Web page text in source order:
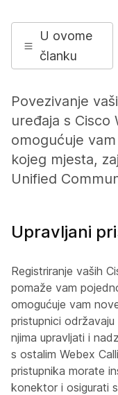
U ovome
članku
Povezivanje
uređaja s
omogućuje
kojeg mjesta,
Unified
Upravljani
Registriranje vaših
pomaže vam
omogućuje vam
pristupnici
njima upravljati i
s ostalim Webex
pristupnika morate
konektor i osigurati